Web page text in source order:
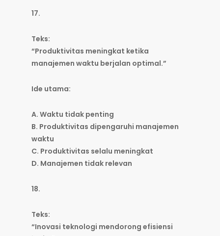
17.
Teks:
“Produktivitas meningkat ketika
manajemen waktu berjalan optimal.”
Ide utama:
A. Waktu tidak penting
B. Produktivitas dipengaruhi manajemen
waktu
C. Produktivitas selalu meningkat
D. Manajemen tidak relevan
18.
Teks:
“Inovasi teknologi mendorong efisiensi